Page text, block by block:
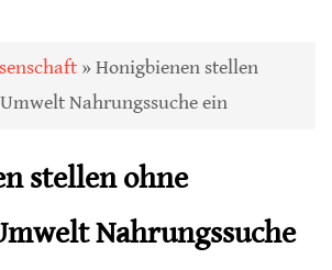
» Honigbienen stellen
Nahrungssuche ein
stellen ohne
Nahrungssuche